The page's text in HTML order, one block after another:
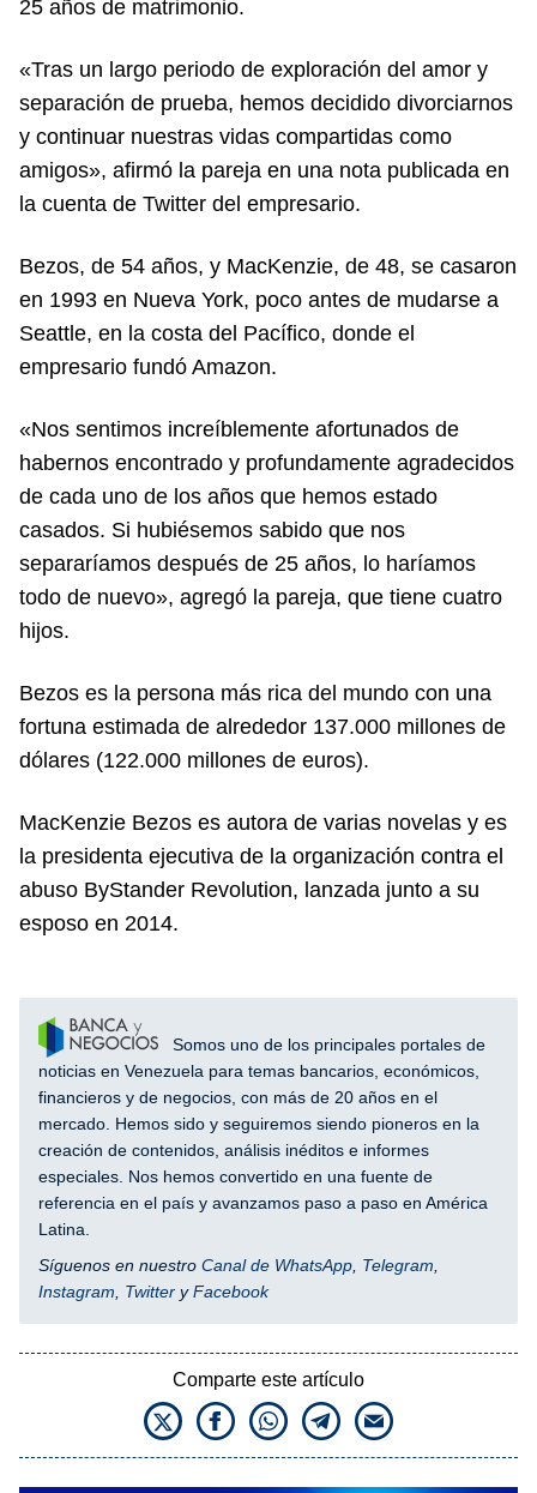
25 años de matrimonio.
«Tras un largo periodo de exploración del amor y
separación de prueba, hemos decidido divorciarnos
y continuar nuestras vidas compartidas como
amigos», afirmó la pareja en una nota publicada en
la cuenta de Twitter del empresario.
Bezos, de 54 años, y MacKenzie, de 48, se casaron
en 1993 en Nueva York, poco antes de mudarse a
Seattle, en la costa del Pacífico, donde el
empresario fundó Amazon.
«Nos sentimos increíblemente afortunados de
habernos encontrado y profundamente agradecidos
de cada uno de los años que hemos estado
casados. Si hubiésemos sabido que nos
separaríamos después de 25 años, lo haríamos
todo de nuevo», agregó la pareja, que tiene cuatro
hijos.
Bezos es la persona más rica del mundo con una
fortuna estimada de alrededor 137.000 millones de
dólares (122.000 millones de euros).
MacKenzie Bezos es autora de varias novelas y es
la presidenta ejecutiva de la organización contra el
abuso ByStander Revolution, lanzada junto a su
esposo en 2014.
Somos uno de los principales portales de
noticias en Venezuela para temas bancarios, económicos,
financieros y de negocios, con más de 20 años en el
mercado. Hemos sido y seguiremos siendo pioneros en la
creación de contenidos, análisis inéditos e informes
especiales. Nos hemos convertido en una fuente de
referencia en el país y avanzamos paso a paso en América
Latina.
Síguenos en nuestro Canal de WhatsApp Telegram
Instagram
Twitter yFacebook
Comparte este artículo